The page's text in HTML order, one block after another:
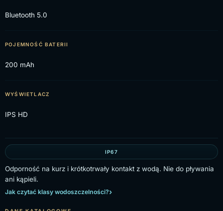
Bluetooth 5.0
POJEMNOŚĆ BATERII
200 mAh
WYŚWIETLACZ
IPS HD
IP67
Odporność na kurz i krótkotrwały kontakt z wodą. Nie do pływania
ani kąpieli.
Jak czytać klasy wodoszczelności?